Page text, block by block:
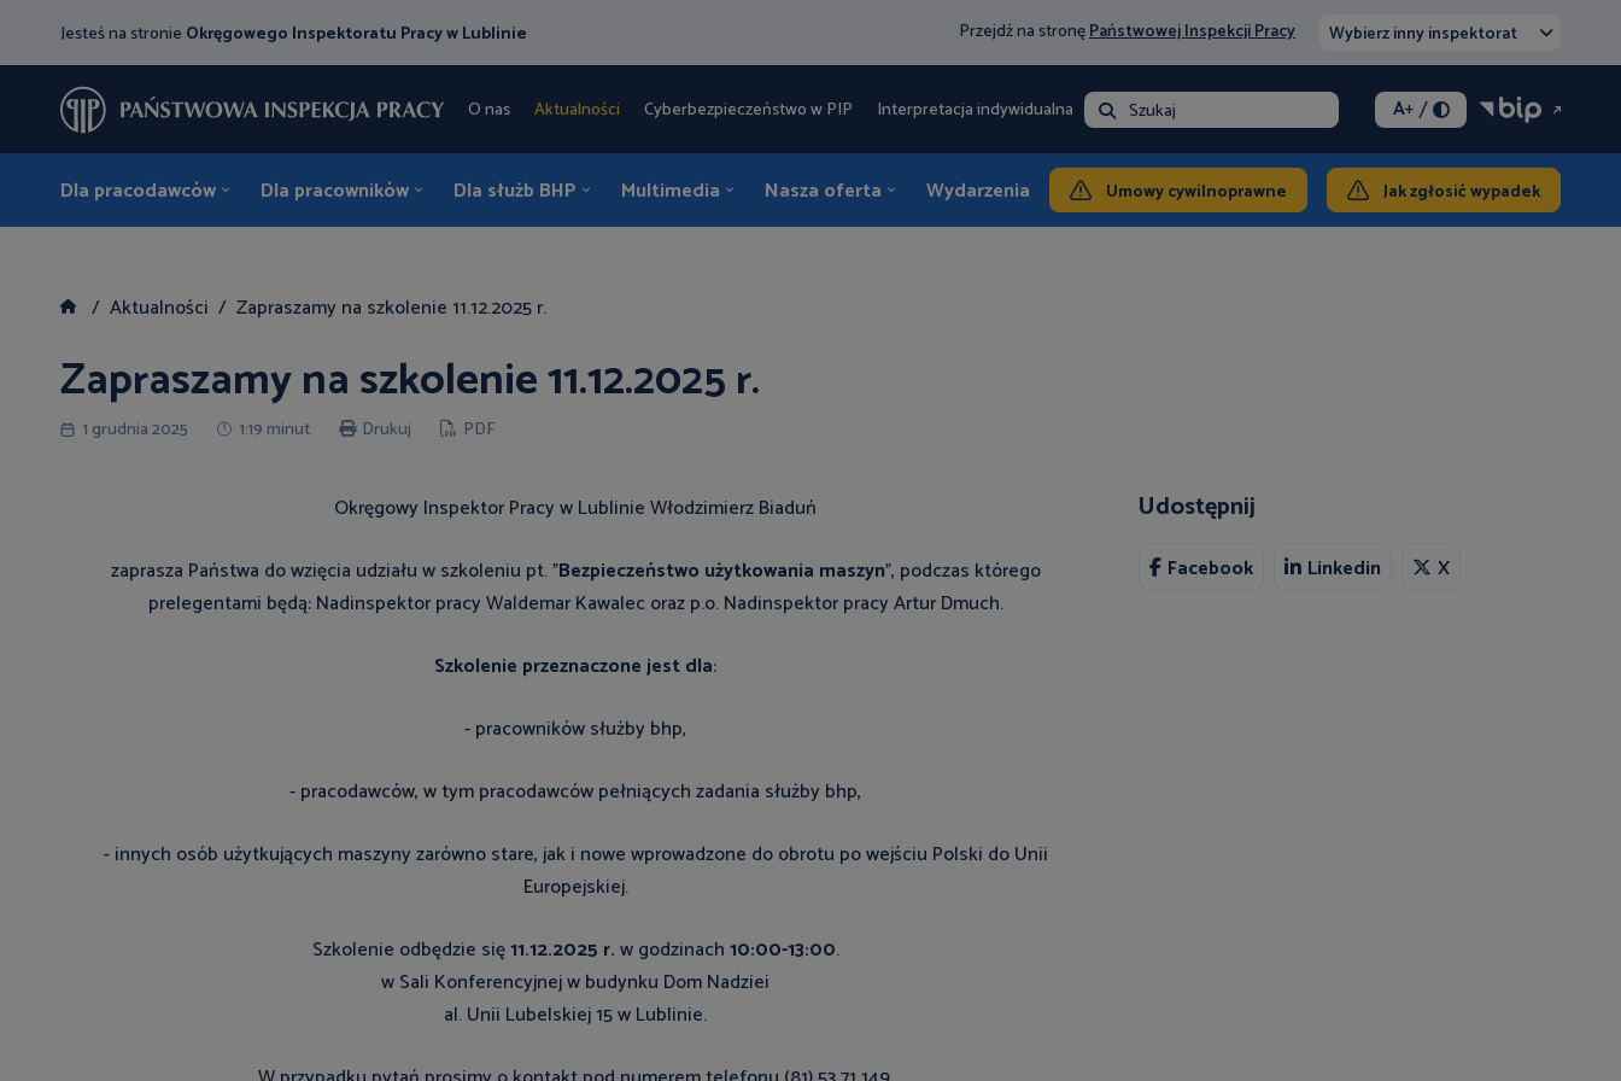
Jesteś na stronie Okręgowego Inspektoratu Pracy w Lublinie Przejdź na stronęPaństwowej Inspekcji Pracy Wybierz inny inspektorat
O nas Aktualności Cyberbezpieczeństwo w PIP Interpretacja indywidualna - opłataSzukaj A+/
Dla pracodawców Dla pracowników Dla służb BHP Multimedia Nasza oferta Wydarzenia KontaktUmowy cywilnoprawne Jak zgłosić wypadek
Aktualności Zapraszamy na szkolenie 11.12.2025 r.
Zapraszamy na szkolenie 11.12.2025 r.
1 grudnia 2025 1:19 minut Drukuj PDF
Okręgowy Inspektor Pracy w Lublinie Włodzimierz Biaduń
zaprasza Państwa do wzięcia udziału w szkoleniu pt. "Bezpieczeństwo użytkowania maszyn", podczas którego
prelegentami będą: Nadinspektor pracy Waldemar Kawalec oraz p.o. Nadinspektor pracy Artur Dmuch.
Szkolenie przeznaczone jest dla:
- pracowników służby bhp,
- pracodawców, w tym pracodawców pełniących zadania służby bhp,
- innych osób użytkujących maszyny zarówno stare, jak i nowe wprowadzone do obrotu po wejściu Polski do Unii
Europejskiej.
Szkolenie odbędzie się11.12.2025 r.w godzinach10:00-13:00.
w Sali Konferencyjnej w budynku Dom Nadziei
al. Unii Lubelskiej 15 w Lublinie.
Udostępnij
Facebook Linkedin X